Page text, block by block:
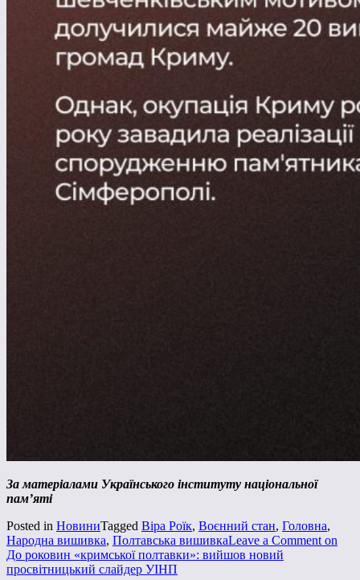
За матеріалами Українського інституту національної
пам’яті
Posted in НовиниTagged Віра Роїк, Воєнний стан, Головна,
Народна вишивка, Полтавська вишивкаLeave a Comment on
До роковин «кримської полтавки»: вийшов новий
просвітницький слайдер УІНП